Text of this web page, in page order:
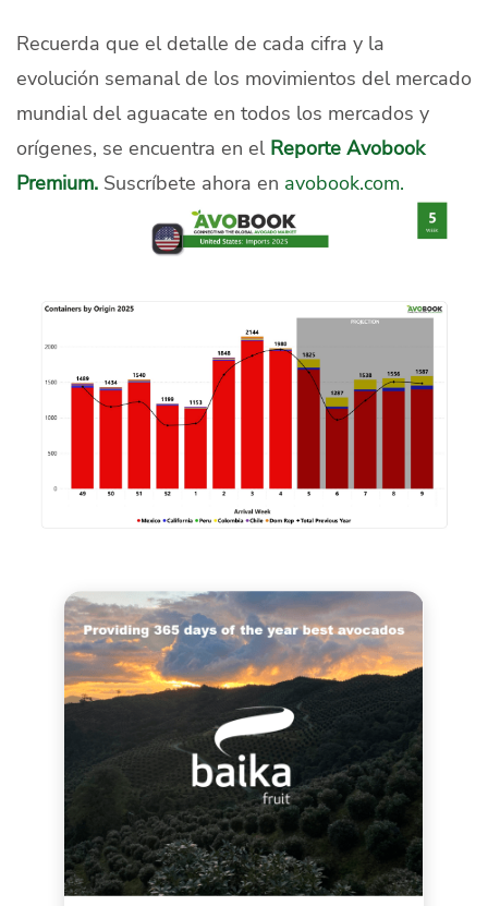
Recuerda que el detalle de cada cifra y la
evolución semanal de los movimientos del mercado
mundial del aguacate en todos los mercados y
orígenes, se encuentra en el Reporte Avobook
Premium. Suscríbete ahora en avobook.com.